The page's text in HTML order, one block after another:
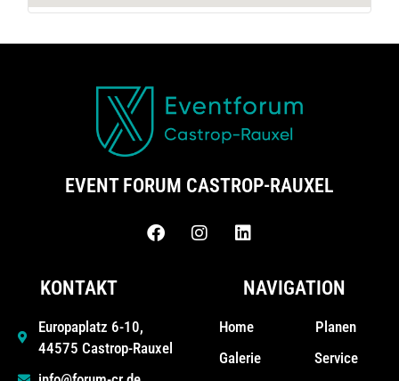
EVENT FORUM CASTROP-RAUXEL
KONTAKT
Europaplatz 6-10,
44575 Castrop-Rauxel
NAVIGATION
Home
Galerie
Planen
Service